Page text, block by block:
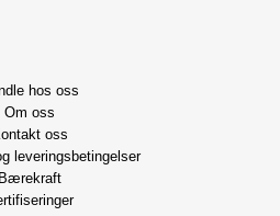
hos oss
Om oss
oss
leveringsbetingelser
Bærekraft